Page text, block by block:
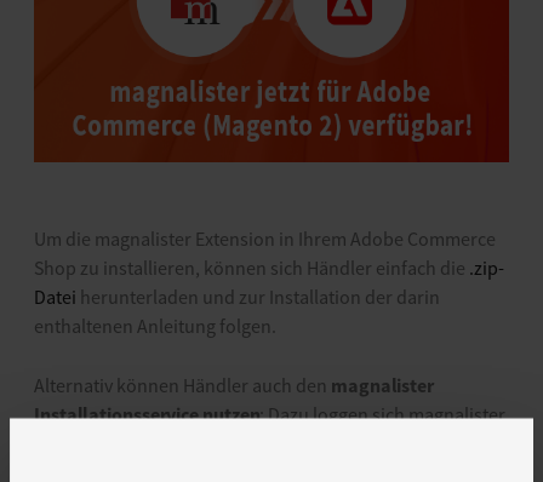
Um die magnalister Extension in Ihrem Adobe Commerce
Shop zu installieren, können sich Händler einfach die .zip-
Datei herunterladen und zur Installation der darin
enthaltenen Anleitung folgen.
Alternativ können Händler auch den magnalister
Installationsservicenutzen: Dazu loggen sich magnalister